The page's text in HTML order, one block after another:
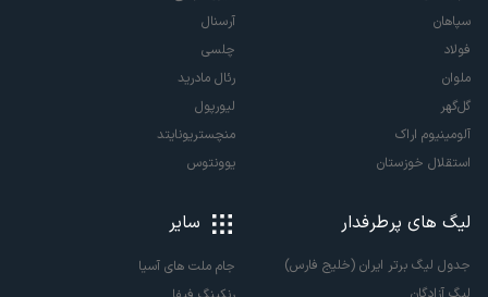
سپاهان
فولاد
ملوان
گل‌گهر
آلومینیوم اراک
استقلال خوزستان
آرسنال
چلسی
رئال مادرید
لیورپول
منچستریونایتد
یوونتوس
لیگ های پرطرفدار
جدول لیگ برتر ایران (خلیج فارس)
سایر
جام ملت های آسیا